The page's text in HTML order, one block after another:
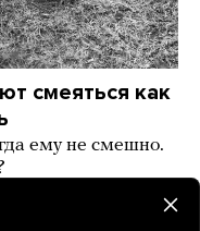
смеяться как
ему не смешно.